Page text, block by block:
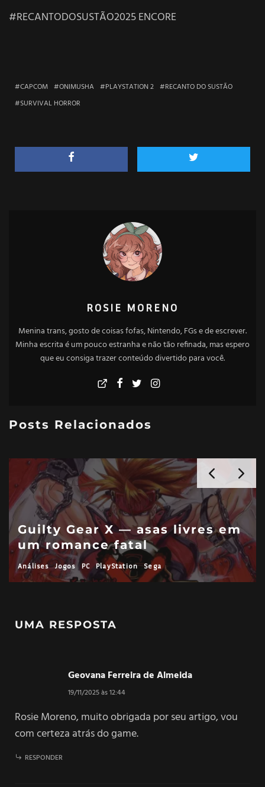
#RECANTODOSUSTÃO2025 ENCORE
CAPCOM ONIMUSHA PLAYSTATION 2
RECANTO DO SUSTÃO
SURVIVAL HORROR
ROSIE MORENO
Menina trans, gosto de coisas fofas, Nintendo, FGs e de escrever.
Minha escrita é um pouco estranha e não tão refinada, mas espero
que eu consiga trazer conteúdo divertido para você.
Posts Relacionados
One Piece: Grand Battle! 3 é
um presságio (e nada
demais…?)
Análises Jogos Nintendo PlayStation
UMA RESPOSTA
Geovana Ferreira de Almeida
19/11/2025 às 12:44
Rosie Moreno, muito obrigada por seu artigo, vou
com certeza atrás do game.
RESPONDER